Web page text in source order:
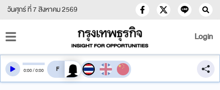
วันศุกร์ ที่ 7 สิงหาคม 2569
Login
0:00/0:00 สลับเสียงอ่าน